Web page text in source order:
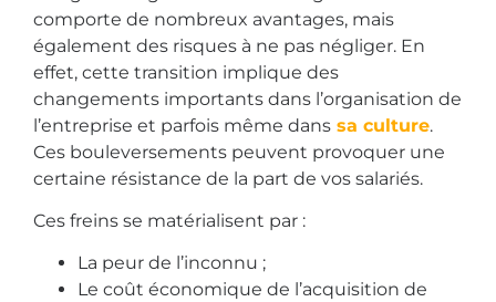
comporte de nombreux avantages, mais
également des risques à ne pas négliger. En
effet, cette transition implique des
changements importants dans l’organisation de
l’entreprise et parfois même dans sa culture.
Ces bouleversements peuvent provoquer une
certaine résistance de la part de vos salariés.
Ces freins se matérialisent par :
La peur de l’inconnu ;
Le coût économique de l’acquisition de